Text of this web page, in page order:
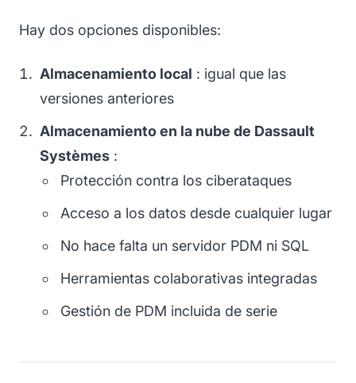
Hay dos opciones disponibles:
Almacenamiento local : igual que las
versiones anteriores
Almacenamiento en la nube de Dassault
Systèmes :
Protección contra los ciberataques
Acceso a los datos desde cualquier lugar
No hace falta un servidor PDM ni SQL
Herramientas colaborativas integradas
Gestión de PDM incluida de serie